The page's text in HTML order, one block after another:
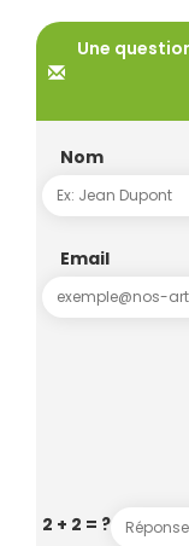
Une
Nom
Email
2 + 2 = ?